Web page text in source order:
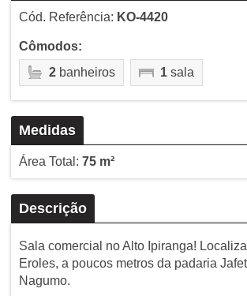
Cód. Referência: KO-4420
Cômodos:
2banheiros 1sala
Medidas
Área Total: 75 m²
Descrição
Sala comercial no Alto Ipiranga!
Eroles, a poucos metros da padaria
Nagumo.